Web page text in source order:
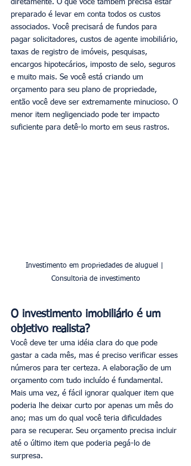
diretamente. O que você também precisa estar
preparado é levar em conta todos os custos
associados. Você precisará de fundos para
pagar solicitadores, custos de agente imobiliário,
taxas de registro de imóveis, pesquisas,
encargos hipotecários, imposto de selo, seguros
e muito mais. Se você está criando um
orçamento para seu plano de propriedade,
então você deve ser extremamente minucioso. O
menor item negligenciado pode ter impacto
suficiente para detê-lo morto em seus rastros.
Investimento em propriedades de aluguel |
Consultoria de investimento
O investimento imobiliário é um
objetivo realista?
Você deve ter uma idéia clara do que pode
gastar a cada mês, mas é preciso verificar esses
números para ter certeza. A elaboração de um
orçamento com tudo incluído é fundamental.
Mais uma vez, é fácil ignorar qualquer item que
poderia lhe deixar curto por apenas um mês do
ano; mas um do qual você teria dificuldades
para se recuperar. Seu orçamento precisa incluir
até o último item que poderia pegá-lo de
surpresa.